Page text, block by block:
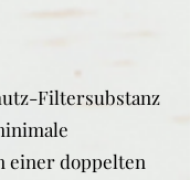
Filtersubstanz
einer doppelten